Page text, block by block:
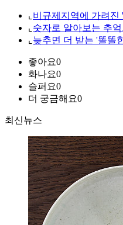
⌞ 비규제지역에 가려진
⌞ 숫자로 알아보는 추
⌞ 늦추면 더 받는 '똘똘
좋아요0
화나요0
슬퍼요0
더 궁금해요0
최신뉴스